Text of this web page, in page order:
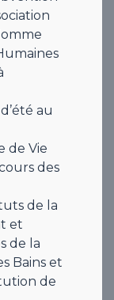
au
de Vie
des
de la
et
de la
Bains et
de